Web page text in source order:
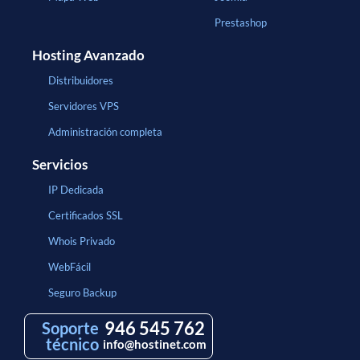
Prestashop
Hosting Avanzado
Distribuidores
Servidores VPS
Administración completa
Servicios
IP Dedicada
Certificados SSL
Whois Privado
WebFácil
Seguro Backup
Soporte
técnico
946 545 762
info@hostinet.com